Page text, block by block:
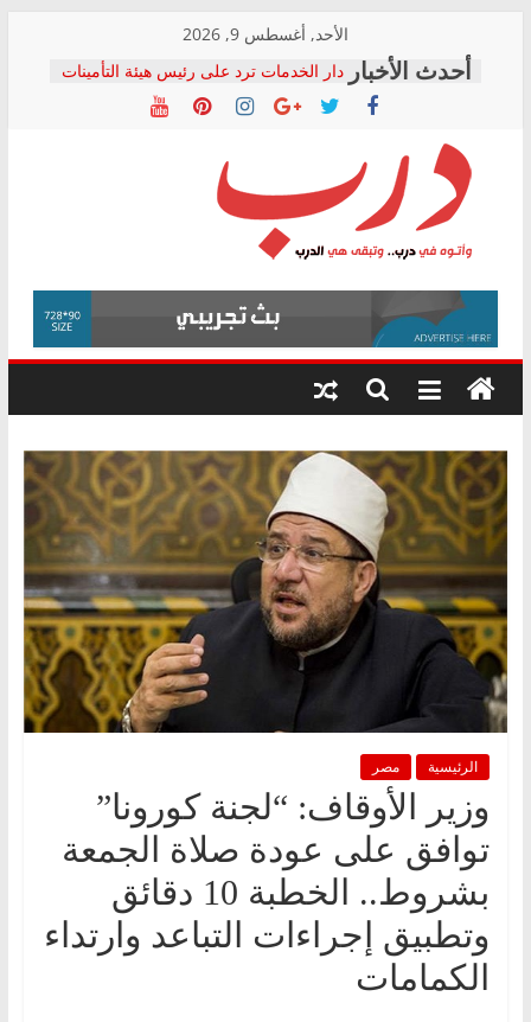
content
الأحد, أغسطس 9, 2026
دار الخدمات ترد على رئيس هيئة التأمينات
بعد مؤتمره الصحفي: إنكار الأزمة لا ينهي
معاناة أصحاب المعاشات.. ونطالب بكشف
فرحات سليمان يكتب: القطاع الصحي إلى
أين؟
حزب التحالف الشعبي يطلق لجنة “الحق
في الصحة” بالإسكندرية لرصد الانتهاكات
ودعم المرضى
الوزاري لمدينة الصحفيين.. وانتهاء أعمال
إنشاء المبنى الإداري
المجلس القومي لحقوق الإنسان يعلن
متابعة قضية الدكتور محمد زهران.. ويؤكد:
قرينة البراءة وضمانات المحاكمة العادلة
درب
وأتوه
درب..
وتبقى
هي
الرئيسية مصر
وزير الأوقاف: “لجنة كورونا”
توافق على عودة صلاة الجمعة
بشروط.. الخطبة 10 دقائق
وتطبيق إجراءات التباعد وارتداء
الكمامات